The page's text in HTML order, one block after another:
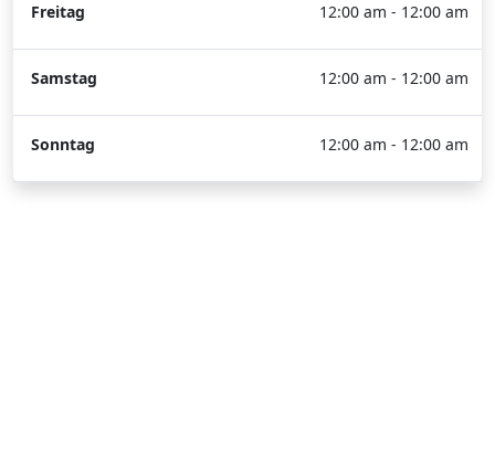
Freitag 12:00 am - 12:00 am
Samstag 12:00 am - 12:00 am
Sonntag 12:00 am - 12:00 am